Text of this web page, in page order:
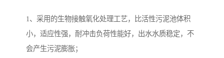
1、采用的生物接触氧化处理工艺，比活性污泥池体积
小，适应性强，耐冲击负荷性能好，出水水质稳定，不
会产生污泥膨胀；